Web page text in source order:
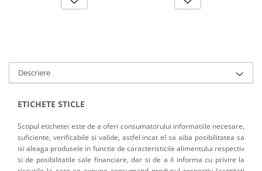
Descriere
ETICHETE STICLE
Scopul etichetei este de a oferi consumatorului informatiile necesare,
suficiente, verificabile si valide, astfel incat el sa aiba posibilitatea sa
isi aleaga produsele in functie de caracteristicile alimentului respectiv
si de posibilitatile sale financiare, dar si de a il informa cu privire la